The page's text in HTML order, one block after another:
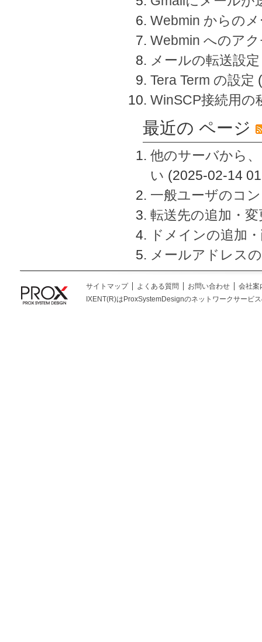
Webmin からの
Webmin へのア
メールの転送設定
Tera Term の設定
WinSCP接続用の
最近の ページ
他のサーバから
い (2025-02-14
一般ユーザのコ
転送先の追加・
ドメインの追加
メールアドレス
サイトマップ よくある質問 お問い合わせ
会社案
IXENT(R)はProxSystemDesignのネットワークサービ